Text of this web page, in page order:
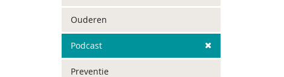
Ouderen
Podcast
Preventie